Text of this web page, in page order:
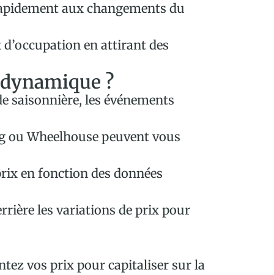
aux changements du
en attirant des
?
saisonnière, les événements
ou Wheelhouse peuvent vous
en fonction des données
les variations de prix pour
vos prix pour capitaliser sur la